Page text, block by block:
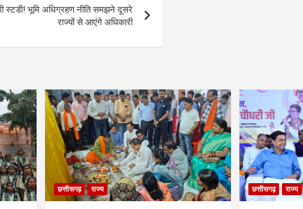
स्टडी! भूमि अधिग्रहण नीति समझने दूसरे
राज्यों से आएंगे अधिकारी
छत्तीसगढ़ राज्य छत्तीसगढ़ राज्य